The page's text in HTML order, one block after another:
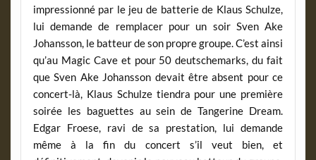
impressionné par le jeu de batterie de Klaus Schulze,
lui demande de remplacer pour un soir Sven Ake
Johansson, le batteur de son propre groupe. C’est ainsi
qu’au Magic Cave et pour 50 deutschemarks, du fait
que Sven Ake Johansson devait être absent pour ce
concert-là, Klaus Schulze tiendra pour une première
soirée les baguettes au sein de Tangerine Dream.
Edgar Froese, ravi de sa prestation, lui demande
même à la fin du concert s’il veut bien, et